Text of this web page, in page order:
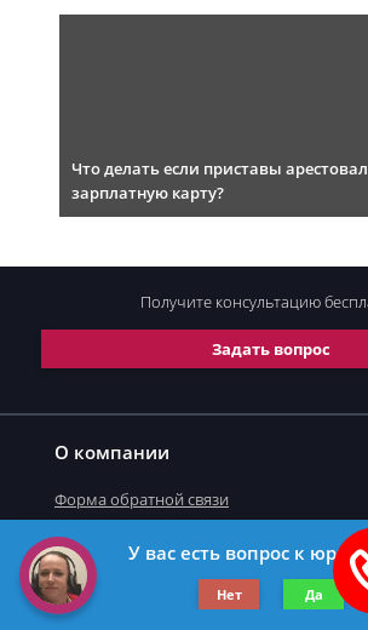
Что делать если приставы
зарплатную карту?
О компании
Форма обратной связи
©2019-2026 Все права защищены.
Задать вопрос
Получите консультацию
У вас есть вопрос к
Нет Да